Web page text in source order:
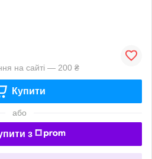
на сайті — 200 ₴
Купити
або
з